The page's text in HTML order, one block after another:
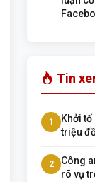
Tin
1
Khởi
triệu
2
Công
rõ vụ